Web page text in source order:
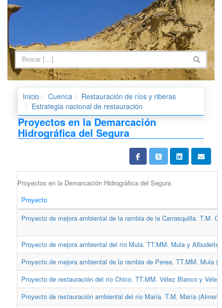
Inicio Cuenca
Restauración de ríos y riberas
Estrategia nacional de restauración
Proyectos en la Demarcación
Hidrográfica del Segura
Proyectos en la Demarcación Hidrográfica del Segura
Proyecto
Proyecto de mejora ambiental de la rambla de la Carrasquilla. T.M.
Proyecto de mejora ambiental del río Mula. TT.MM. Mula y Albudeite
Proyecto de mejora ambiental de la rambla de Perea. TT.MM. Mula
Proyecto de restauración del río Chico. TT.MM. Vélez Blanco y
Proyecto de restauración ambiental del río María. T.M. María